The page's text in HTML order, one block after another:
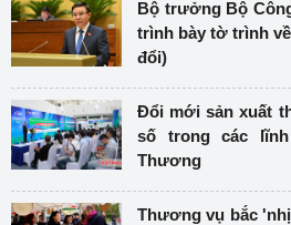
Bộ trưởng Bộ
trình bày tờ trình
đổi)
Đổi mới sản xuất
số trong các
Thương
Thương vụ bắc